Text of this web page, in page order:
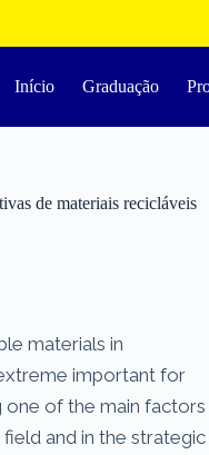
Início Graduação
de materiais recicláveis
materials in
important for
one of the main factors
and in the strategic